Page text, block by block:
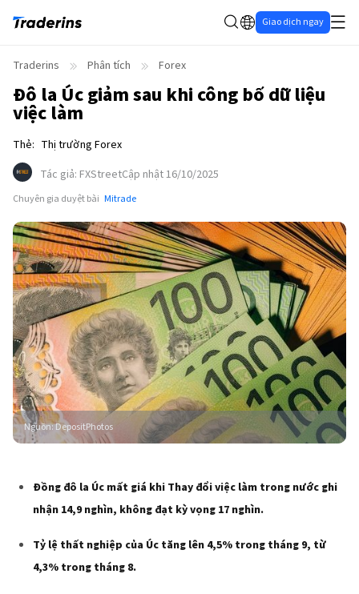
Giao dịch ngay
Traderins Phân tích Forex
Đô la Úc giảm sau khi công bố dữ liệu
việc làm
Thẻ: Thị trường Forex
Tác giả: FXStreetCập nhật 16/10/2025
Chuyên gia duyệt bài Mitrade
Nguồn:DepositPhotos
Đồng đô la Úc mất giá khi Thay đổi việc làm trong nước ghi
nhận 14,9 nghìn, không đạt kỳ vọng 17 nghìn.
Tỷ lệ thất nghiệp của Úc tăng lên 4,5% trong tháng 9, từ
4,3% trong tháng 8.